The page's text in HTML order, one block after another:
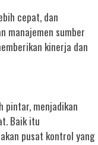
cepat, dan
manajemen sumber
kinerja dan
pintar, menjadikan
Baik itu
pusat kontrol yang